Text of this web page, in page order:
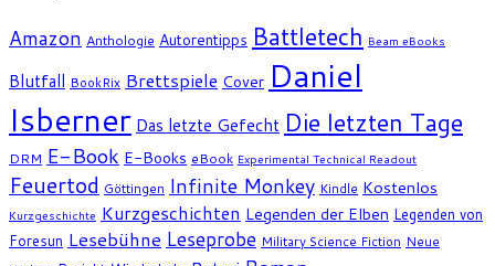
Amazon Anthologie Autorentipps Battletech Beam eBooks
Blutfall BookRix Brettspiele Cover Daniel
Isberner Das letzte Gefecht Die letzten Tage
DRM E-Book E-Books eBook Experimental Technical Readout
Feuertod Göttingen Infinite Monkey Kindle Kostenlos
Kurzgeschichte Kurzgeschichten Legenden der Elben Legenden von
Foresun Lesebühne Leseprobe Military Science Fiction Neue